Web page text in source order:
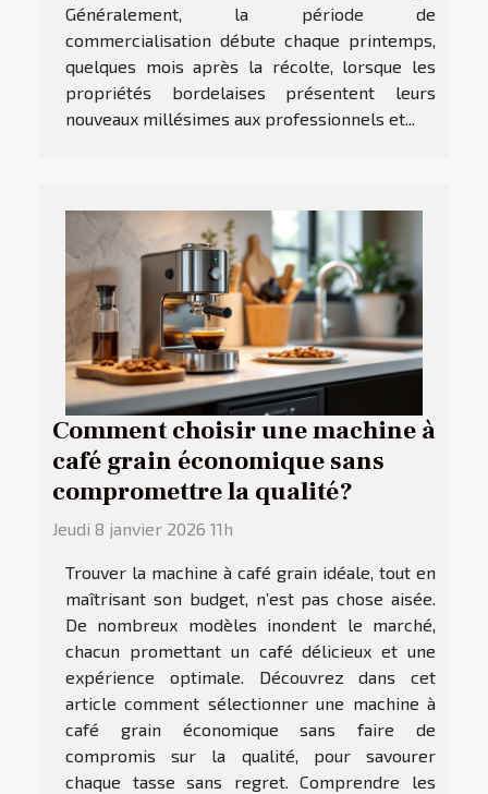
Généralement, la période de
commercialisation débute chaque printemps,
quelques mois après la récolte, lorsque les
propriétés bordelaises présentent leurs
nouveaux millésimes aux professionnels et...
Comment choisir une machine à
café grain économique sans
compromettre la qualité?
Jeudi 8 janvier 2026 11h
Trouver la machine à café grain idéale, tout en
maîtrisant son budget, n’est pas chose aisée.
De nombreux modèles inondent le marché,
chacun promettant un café délicieux et une
expérience optimale. Découvrez dans cet
article comment sélectionner une machine à
café grain économique sans faire de
compromis sur la qualité, pour savourer
chaque tasse sans regret. Comprendre les